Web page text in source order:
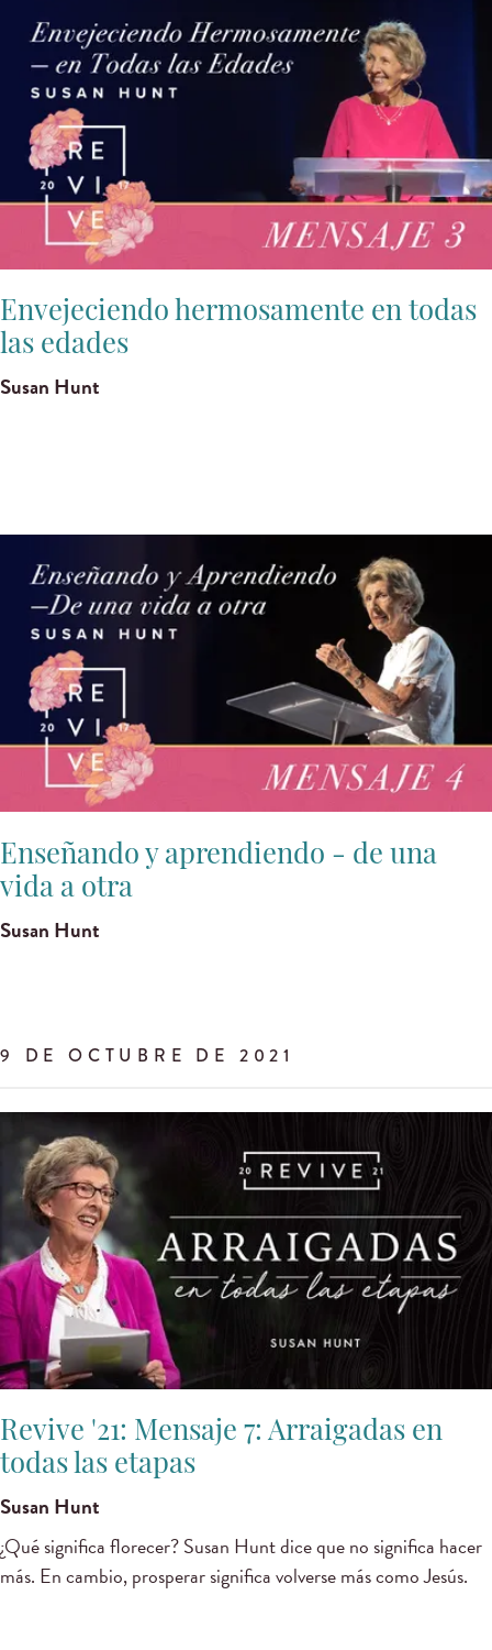
Envejeciendo hermosamente en todas
las edades
Susan Hunt
Enseñando y aprendiendo - de una
vida a otra
Susan Hunt
9 DE OCTUBRE DE 2021
Revive '21: Mensaje 7: Arraigadas en
todas las etapas
Susan Hunt
¿Qué significa florecer? Susan Hunt dice que no significa hacer
más. En cambio, prosperar significa volverse más como Jesús.